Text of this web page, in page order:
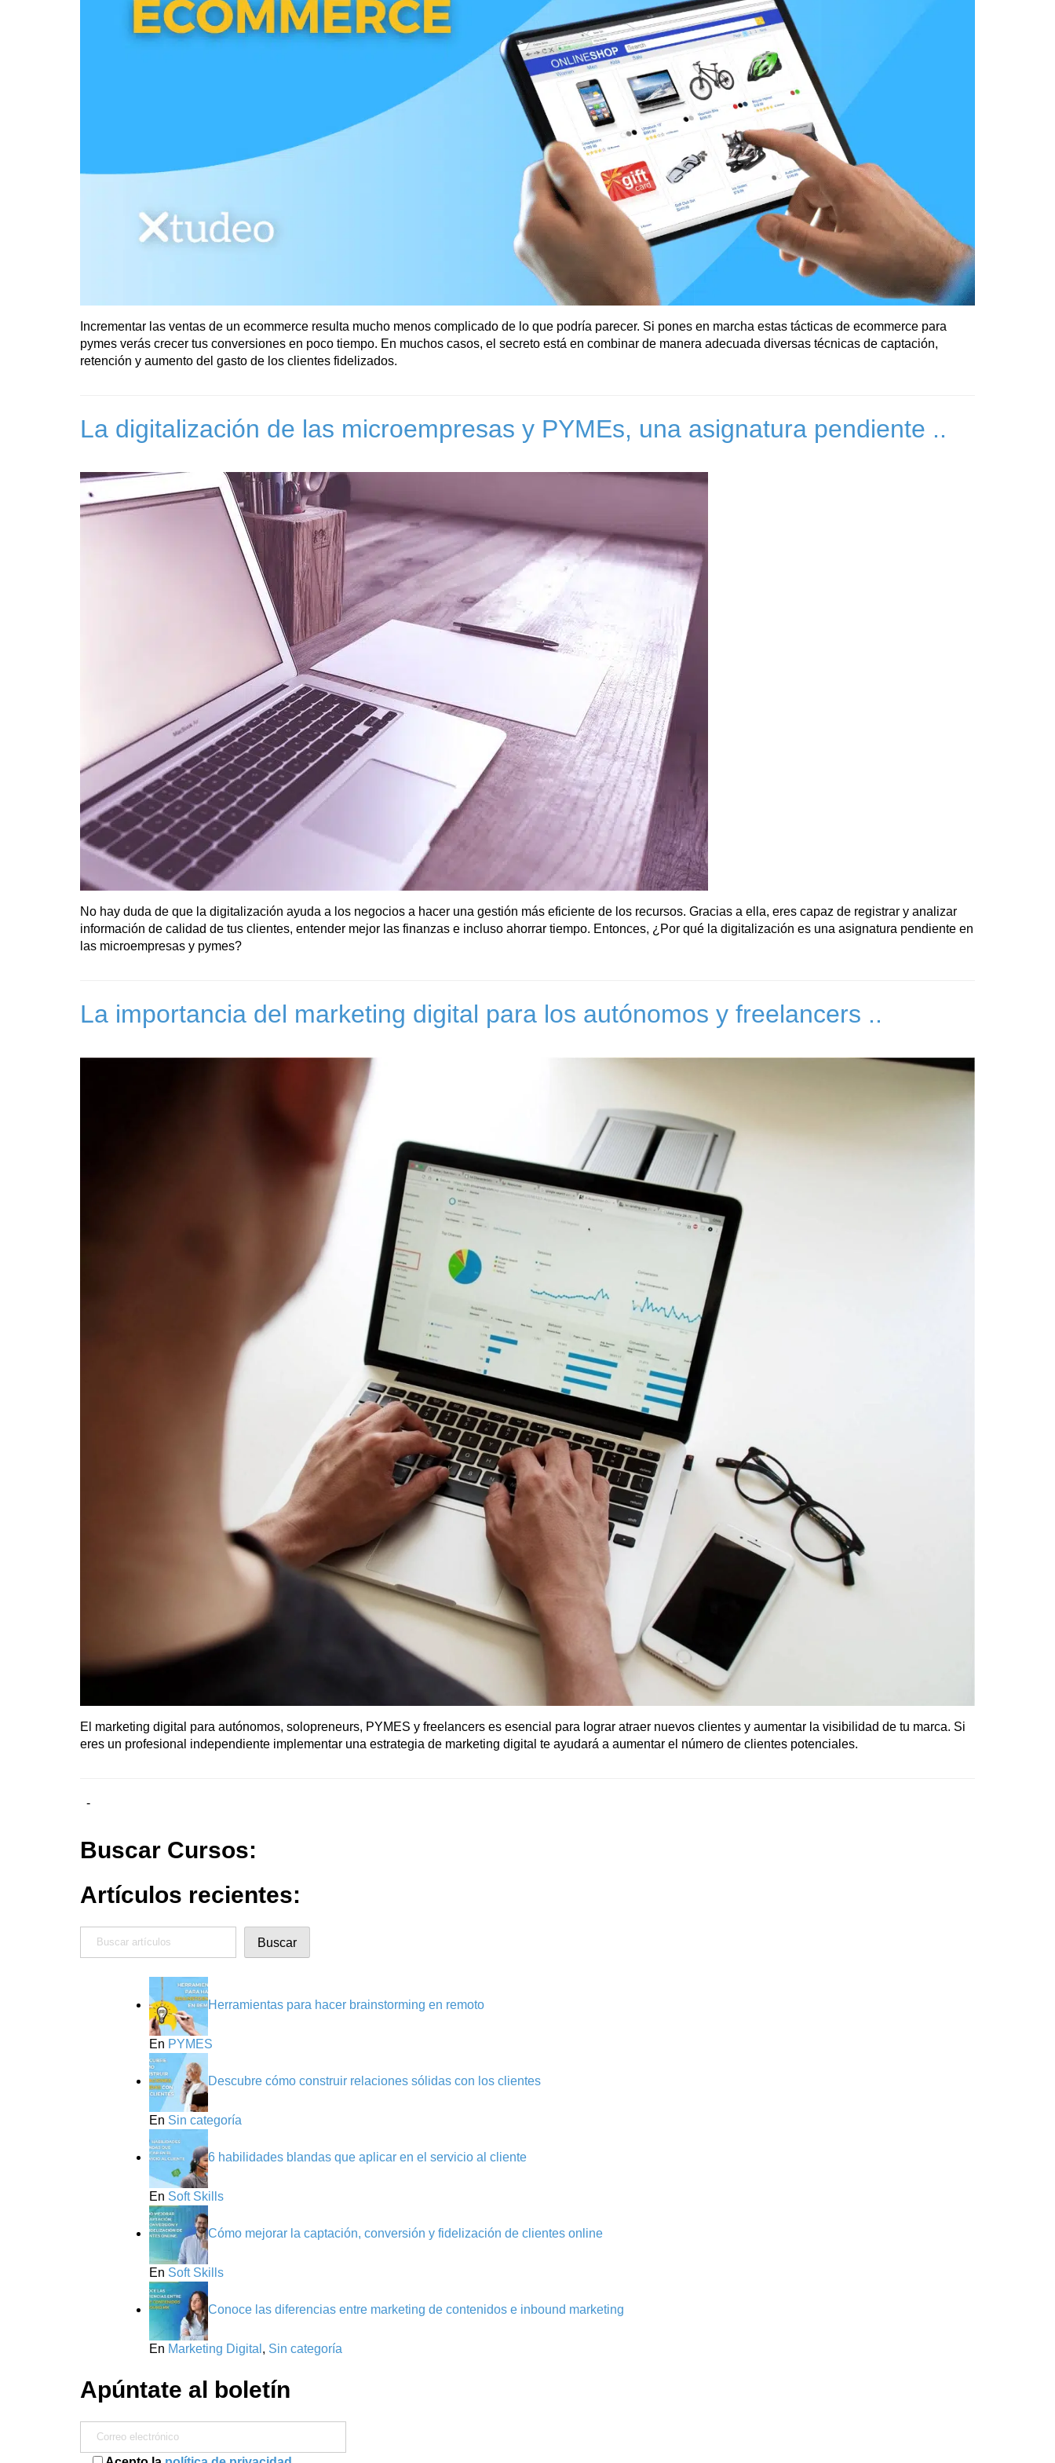
Incrementar las ventas de un ecommerce resulta mucho menos complicado de lo que podría parecer. Si pones en marcha estas tácticas de ecommerce para
pymes verás crecer tus conversiones en poco tiempo. En muchos casos, el secreto está en combinar de manera adecuada diversas técnicas de captación,
retención y aumento del gasto de los clientes fidelizados.
La digitalización de las microempresas y PYMEs, una asignatura pendiente ..
No hay duda de que la digitalización ayuda a los negocios a hacer una gestión más eficiente de los recursos. Gracias a ella, eres capaz de registrar y analizar
información de calidad de tus clientes, entender mejor las finanzas e incluso ahorrar tiempo. Entonces, ¿Por qué la digitalización es una asignatura pendiente en
las microempresas y pymes?
La importancia del marketing digital para los autónomos y freelancers ..
El marketing digital para autónomos, solopreneurs, PYMES y freelancers es esencial para lograr atraer nuevos clientes y aumentar la visibilidad de tu marca. Si
eres un profesional independiente implementar una estrategia de marketing digital te ayudará a aumentar el número de clientes potenciales.
-
Buscar Cursos:
Artículos recientes:
Buscar
Herramientas para hacer brainstorming en remoto
En PYMES
Descubre cómo construir relaciones sólidas con los clientes
En Sin categoría
6 habilidades blandas que aplicar en el servicio al cliente
En Soft Skills
Cómo mejorar la captación, conversión y fidelización de clientes online
En Soft Skills
Conoce las diferencias entre marketing de contenidos e inbound marketing
En Marketing Digital , Sin categoría
Apúntate al boletín